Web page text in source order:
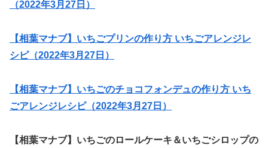
（2022年3月27日）
【相葉マナブ】いちごプリンの作り方 いちごアレンジレ
シピ（2022年3月27日）
【相葉マナブ】いちごのチョコフォンデュの作り方 いち
ごアレンジレシピ（2022年3月27日）
【相葉マナブ】いちごのロールケーキ＆いちごシロップの